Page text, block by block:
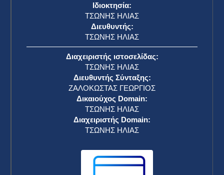
Ιδιοκτησία:
ΤΣΩΝΗΣ ΗΛΙΑΣ
Διευθυντής:
ΤΣΩΝΗΣ ΗΛΙΑΣ
Διαχειριστής ιστοσελίδας:
ΤΣΩΝΗΣ ΗΛΙΑΣ
Διευθυντής Σύνταξης:
ΖΑΛΟΚΩΣΤΑΣ ΓΕΩΡΓΙΟΣ
Δικαιούχος Domain:
ΤΣΩΝΗΣ ΗΛΙΑΣ
Διαχειριστής Domain:
ΤΣΩΝΗΣ ΗΛΙΑΣ